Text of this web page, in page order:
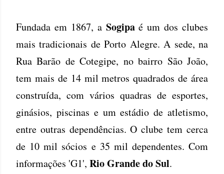
Fundada em 1867, a Sogipaé um dos clubes
mais tradicionais de Porto Alegre. A sede, na
Rua Barão de Cotegipe, no bairro São João,
tem mais de 14 mil metros quadrados de área
construída, com vários quadras de esportes,
ginásios, piscinas e um estádio de atletismo,
entre outras dependências. O clube tem cerca
de 10 mil sócios e 35 mil dependentes. Com
informações 'G1', Rio Grande do Sul.